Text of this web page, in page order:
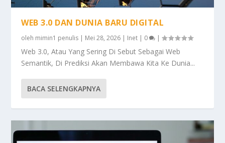
WEB 3.0 DAN DUNIA BARU DIGITAL
oleh mimin1 penulis | Mei 28, 2026 | Inet | 0 |
Web 3.0, Atau Yang Sering Di Sebut Sebagai Web
Semantik, Di Prediksi Akan Membawa Kita Ke Dunia...
BACA SELENGKAPNYA